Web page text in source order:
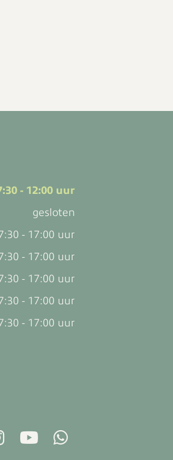
- 12:00 uur
gesloten
- 17:00 uur
- 17:00 uur
- 17:00 uur
- 17:00 uur
- 17:00 uur